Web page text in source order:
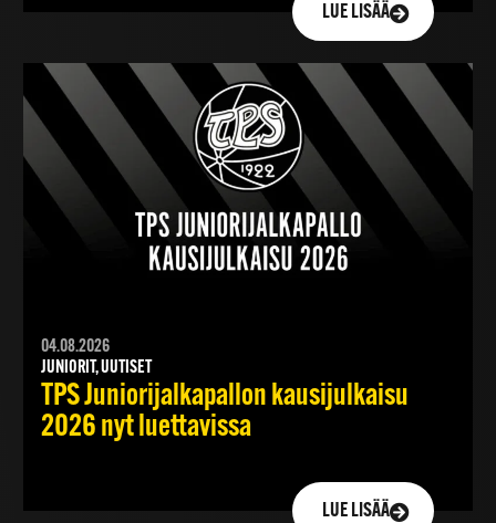
LUE LISÄÄ
04.08.2026
JUNIORIT, UUTISET
TPS Juniorijalkapallon kausijulkaisu
2026 nyt luettavissa
LUE LISÄÄ